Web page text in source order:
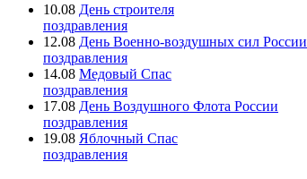
10.08 День строителя
поздравления
12.08 День Военно-воздушных сил России
поздравления
14.08 Медовый Спас
поздравления
17.08 День Воздушного Флота России
поздравления
19.08 Яблочный Спас
поздравления